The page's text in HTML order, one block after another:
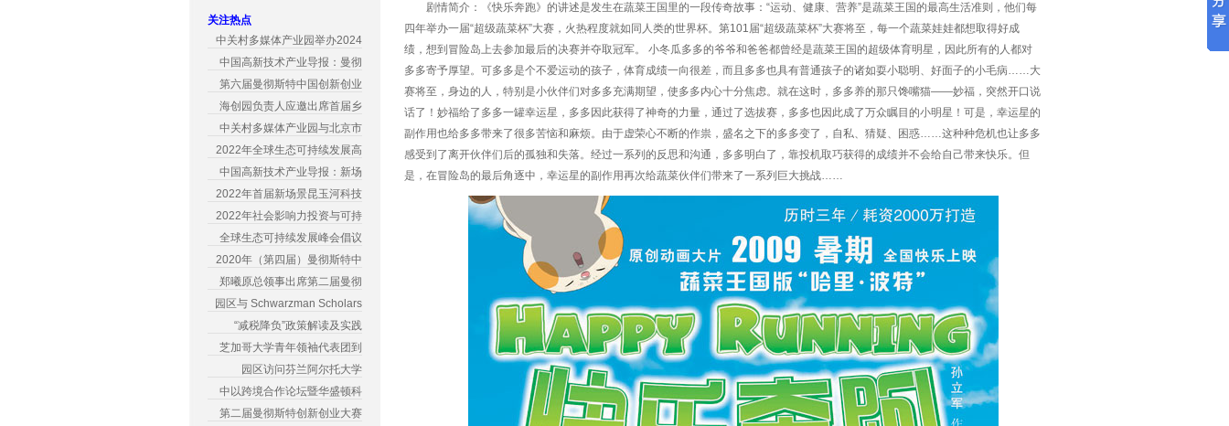
关注热点
中关村多媒体产业园举办2024
中国高新技术产业导报：曼彻
第六届曼彻斯特中国创新创业
海创园负责人应邀出席首届乡
中关村多媒体产业园与北京市
2022年全球生态可持续发展高
中国高新技术产业导报：新场
2022年首届新场景昆玉河科技
2022年社会影响力投资与可持
全球生态可持续发展峰会倡议
2020年（第四届）曼彻斯特中
郑曦原总领事出席第二届曼彻
园区与 Schwarzman Scholars
“减税降负”政策解读及实践
芝加哥大学青年领袖代表团到
园区访问芬兰阿尔托大学
中以跨境合作论坛暨华盛顿科
第二届曼彻斯特创新创业大赛
剧情简介：《快乐奔跑》的讲述是发生在蔬菜王国里的一段传奇故事：“运动、健康、营养”是蔬菜王国的最高生活准则，他们每
四年举办一届“超级蔬菜杯”大赛，火热程度就如同人类的世界杯。第101届“超级蔬菜杯”大赛将至，每一个蔬菜娃娃都想取得好成
绩，想到冒险岛上去参加最后的决赛并夺取冠军。 小冬瓜多多的爷爷和爸爸都曾经是蔬菜王国的超级体育明星，因此所有的人都对
多多寄予厚望。可多多是个不爱运动的孩子，体育成绩一向很差，而且多多也具有普通孩子的诸如耍小聪明、好面子的小毛病……大
赛将至，身边的人，特别是小伙伴们对多多充满期望，使多多内心十分焦虑。就在这时，多多养的那只馋嘴猫——妙福，突然开口说
话了！妙福给了多多一罐幸运星，多多因此获得了神奇的力量，通过了选拔赛，多多也因此成了万众瞩目的小明星！可是，幸运星的
副作用也给多多带来了很多苦恼和麻烦。由于虚荣心不断的作祟，盛名之下的多多变了，自私、猜疑、困惑……这种种危机也让多多
感受到了离开伙伴们后的孤独和失落。经过一系列的反思和沟通，多多明白了，靠投机取巧获得的成绩并不会给自己带来快乐。但
是，在冒险岛的最后角逐中，幸运星的副作用再次给蔬菜伙伴们带来了一系列巨大挑战……